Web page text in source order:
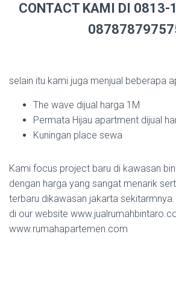
CONTACT KAMI DI
selain itu kami juga menjual beberapa
The wave dijual harga 1M
Permata Hijau apartment dijual
Kuningan place sewa
Kami focus project baru di kawasan
dengan harga yang sangat menarik
terbaru dikawasan jakarta
di our website
www.rumahapartemen.com